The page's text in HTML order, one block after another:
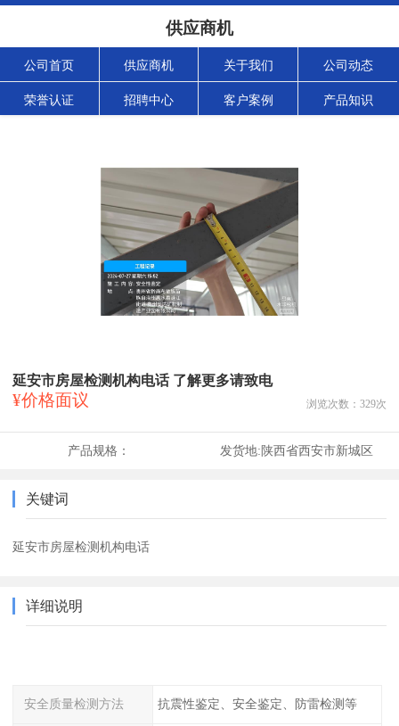
供应商机
公司首页 供应商机 关于我们 公司动态
荣誉认证 招聘中心 客户案例 产品知识
延安市房屋检测机构电话 了解更多请致电
¥价格面议 浏览次数： 329次
产品规格： 发货地:陕西省西安市新城区
关键词
延安市房屋检测机构电话
详细说明
安全质量检测方法 抗震性鉴定、安全鉴定、防雷检测等